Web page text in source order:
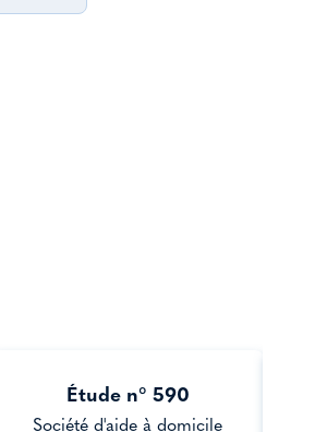
Étude n° 590
Société d'aide à domicile